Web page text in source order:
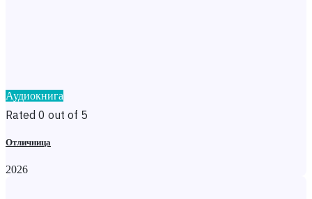
Аудиокнига
Rated 0 out of 5
Отличница
2026